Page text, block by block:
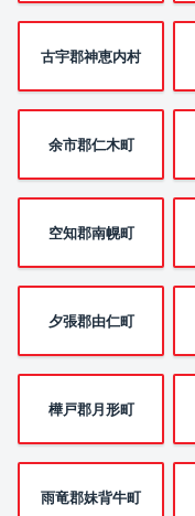
古宇郡神恵内村
余市郡仁木町
空知郡南幌町
夕張郡由仁町
樺戸郡月形町
雨竜郡妹背牛町